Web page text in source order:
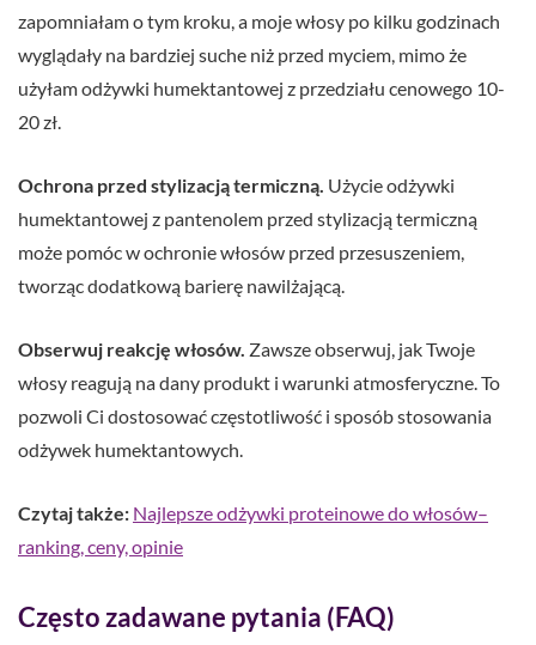
zapomniałam o tym kroku, a moje włosy po kilku godzinach
wyglądały na bardziej suche niż przed myciem, mimo że
użyłam odżywki humektantowej z przedziału cenowego 10-
20 zł.
Ochrona przed stylizacją termiczną. Użycie odżywki
humektantowej z pantenolem przed stylizacją termiczną
może pomóc w ochronie włosów przed przesuszeniem,
tworząc dodatkową barierę nawilżającą.
Obserwuj reakcję włosów. Zawsze obserwuj, jak Twoje
włosy reagują na dany produkt i warunki atmosferyczne. To
pozwoli Ci dostosować częstotliwość i sposób stosowania
odżywek humektantowych.
Czytaj także: Najlepsze odżywki proteinowe do włosów–
ranking, ceny, opinie
Często zadawane pytania (FAQ)